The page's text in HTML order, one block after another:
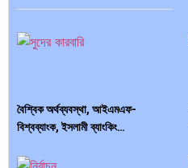
বৈশ্বিক অর্থব্যবস্থা, আইএমএফ-
বিশ্বব্যাংক, ইসলামী ব্যাংকিং…